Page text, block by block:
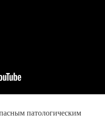
патологическим